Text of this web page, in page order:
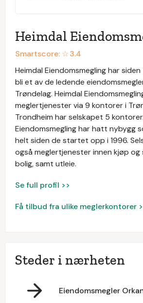
Heimdal
Smartscore: ☆3.4
Heimdal Eiendomsmegling har
bli et av de ledende
Trøndelag. Heimdal
meglertjenester via 9 kontorer i
Trondheim har selskapet 5
Eiendomsmegling har hatt nybygg
helt siden de startet opp i 1996.
også meglertjenester innen kjøp og
bolig, samt utleie.
Se full profil >>
Få tilbud fra ulike meglerkontorer
Steder i nærheten
Eiendomsmegler